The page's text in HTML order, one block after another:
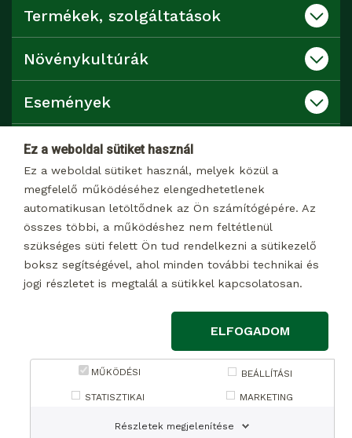
Ez a weboldal sütiket használ
Ez a weboldal sütiket használ, melyek közül a
megfelelő működéséhez elengedhetetlenek
automatikusan letöltődnek az Ön számítógépére. Az
összes többi, a működéshez nem feltétlenül
szükséges süti felett Ön tud rendelkezni a sütikezelő
boksz segítségével, ahol minden további technikai és
jogi részletet is megtalál a sütikkel kapcsolatosan.
ELFOGADOM
MŰKÖDÉSI BEÁLLÍTÁSI
STATISZTIKAI MARKETING
Részletek megjelenítése
Termékek, szolgáltatások
Növénykultúrák
Események
Katalógusok
Kapcsolat
Dokumentumtár
© 2026 Minden jog fenntartva
Impresszum
Adatkezelési tájékoztató marketing célú adatkezelésről
Adatkezelési tájékoztató weboldalon keresztül, a
adatkezelés kapcsán